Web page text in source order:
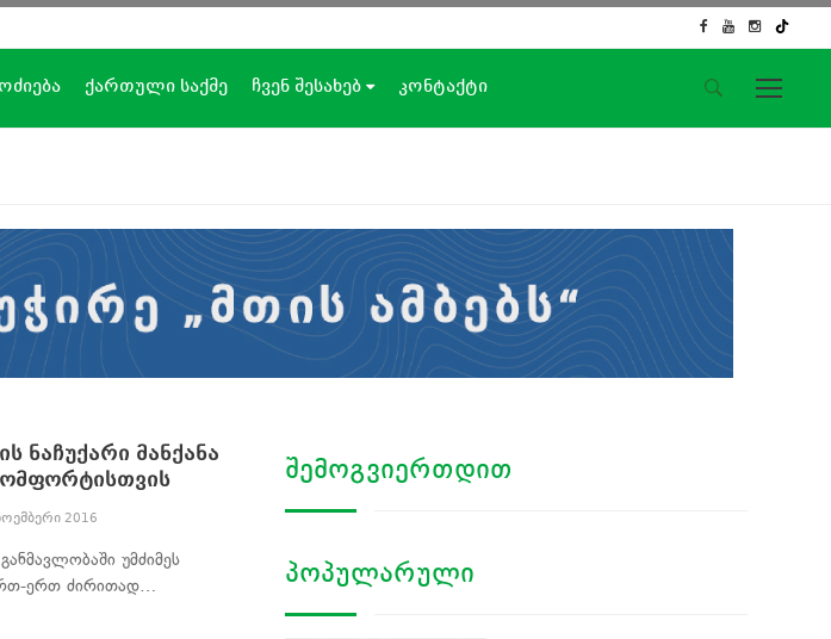
საიტის მენიუ
ჟურნალისტური გამოძიება
ქართული საქმე
ჩვენ შესახებ
კონტაქტი
ქართული საქმე ჩვენ შესახებ კონტაქტი
ნაჩუქარი მანქანა
2016
უმძიმეს
ერთ ძირითად…
ᲨᲔᲛᲝᲒᲕᲘᲔᲠᲗᲓᲘᲗ
ᲞᲝᲞᲣᲚᲐᲠᲣᲚᲘ